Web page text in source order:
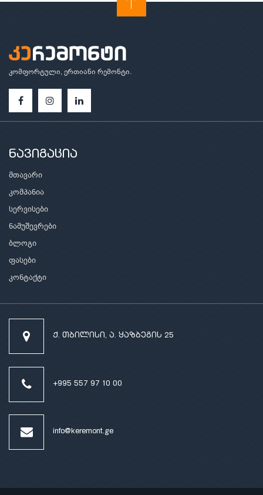
კომფორტული, ერთიანი რემონტი.
ნავიგაცია
მთავარი
კომპანია
სერვისები
ნამუშევრები
ბლოგი
ფასები
კონტაქტი
ქ. თბილისი, ა. ყაზბეგის 25
+995 557 97 10 00
info@keremont.ge